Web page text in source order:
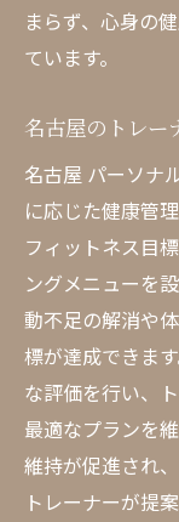
まらず、心身の
ています。
名古屋のトレー
名古屋 パーソナ
に応じた健康管
フィットネス目
ングメニューを
動不足の解消や
標が達成できま
な評価を行い、
最適なプランを
維持が促進され
トレーナーが提